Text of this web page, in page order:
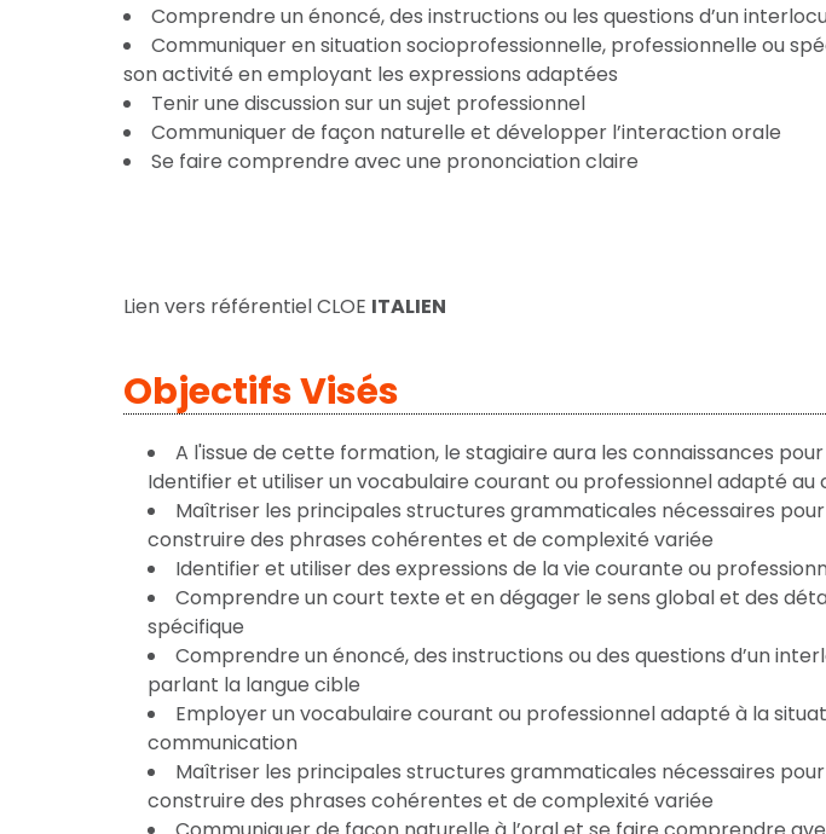
Comprendre un énoncé, des instructions ou les questions d’un
Communiquer en situation socioprofessionnelle, professionnelle ou
son activité en employant les expressions adaptées
Tenir une discussion sur un sujet professionnel
Communiquer de façon naturelle et développer l’interaction orale
Se faire comprendre avec une prononciation claire
Lien vers référentiel CLOE ITALIEN
Objectifs Visés
A l'issue de cette formation, le stagiaire aura les connaissances pour
Identifier et utiliser un vocabulaire courant ou professionnel adapté au
Maîtriser les principales structures grammaticales nécessaires pour
construire des phrases cohérentes et de complexité variée
Identifier et utiliser des expressions de la vie courante ou
Comprendre un court texte et en dégager le sens global et des
spécifique
Comprendre un énoncé, des instructions ou des questions d’un
parlant la langue cible
Employer un vocabulaire courant ou professionnel adapté à la
communication
Maîtriser les principales structures grammaticales nécessaires pour
construire des phrases cohérentes et de complexité variée